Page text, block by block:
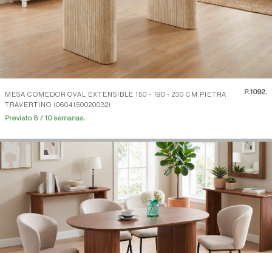
MESA COMEDOR OVAL EXTENSIBLE 150 - 190 - 230 CM PIETRA
TRAVERTINO (0604150020032)
P.1092.
Previsto 8 / 10 semanas.